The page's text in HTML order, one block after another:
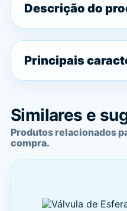
Descrição do
Principais
Similares e
Produtos relacionados
compra.